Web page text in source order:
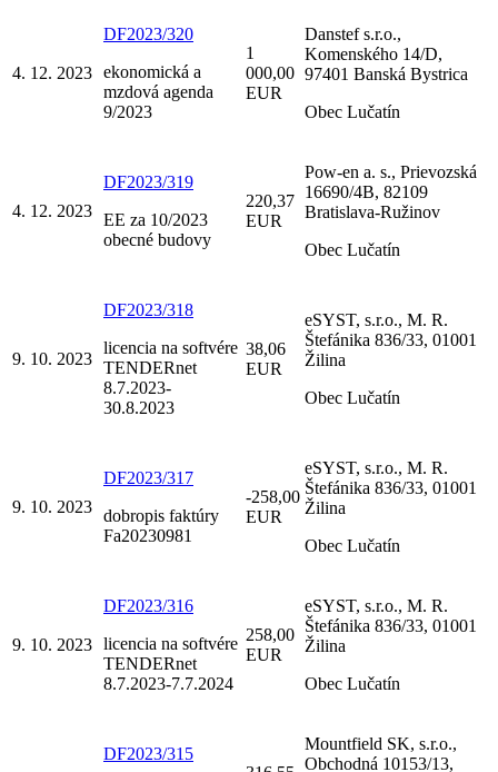
4. 12. 2023
DF2023/320
ekonomická a
mzdová agenda
9/2023
1
000,00
EUR
Danstef s.r.o.,
Komenského 14/D,
97401 Banská Bystrica
Obec Lučatín
4. 12. 2023
DF2023/319
EE za 10/2023
obecné budovy
220,37
EUR
Pow-en a. s., Prievozská
16690/4B, 82109
Bratislava-Ružinov
Obec Lučatín
9. 10. 2023
DF2023/318
licencia na softvére
TENDERnet
8.7.2023-
30.8.2023
38,06
EUR
eSYST, s.r.o., M. R.
Štefánika 836/33, 01001
Žilina
Obec Lučatín
9. 10. 2023
DF2023/317
dobropis faktúry
Fa20230981
-258,00
EUR
eSYST, s.r.o., M. R.
Štefánika 836/33, 01001
Žilina
Obec Lučatín
9. 10. 2023
DF2023/316
licencia na softvére
TENDERnet
8.7.2023-7.7.2024
258,00
EUR
eSYST, s.r.o., M. R.
Štefánika 836/33, 01001
Žilina
Obec Lučatín
DF2023/315
Mountfield SK, s.r.o.,
Obchodná 10153/13,